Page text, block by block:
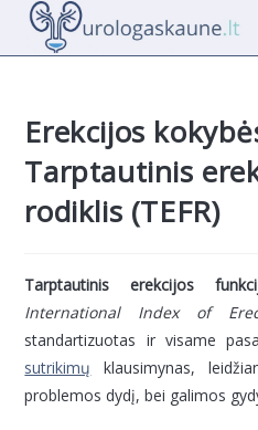
Erekcijos
Tarptautinis
rodiklis (TEFR)
Tarptautinis erekcijos
International Index of
standartizuotas ir visame
sutrikimų klausimynas,
problemos dydį, bei galimos